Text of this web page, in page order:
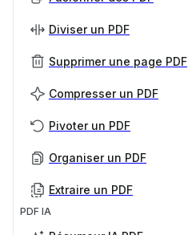
Diviser un PDF
Supprimer une page PDF
Compresser un PDF
Pivoter un PDF
Organiser un PDF
Extraire un PDF
PDF IA